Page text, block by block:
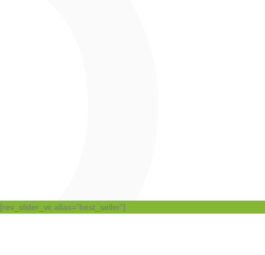
[rev_slider_vc alias=”best_seller”]